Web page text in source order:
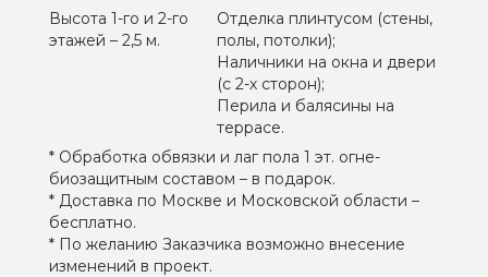
Высота 1-го и 2-го
этажей – 2,5 м.
Отделка плинтусом (стены,
полы, потолки);
Наличники на окна и двери
(с 2-х сторон);
Перила и балясины на
террасе.
* Обработка обвязки и лаг пола 1 эт. огне-
биозащитным составом – в подарок.
* Доставка по Москве и Московской области –
бесплатно.
* По желанию Заказчика возможно внесение
изменений в проект.